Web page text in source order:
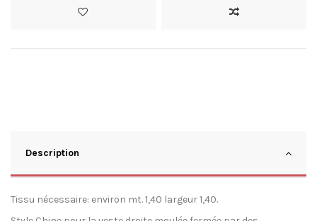
Description
Tissu nécessaire: environ mt. 1,40 largeur 1,40.